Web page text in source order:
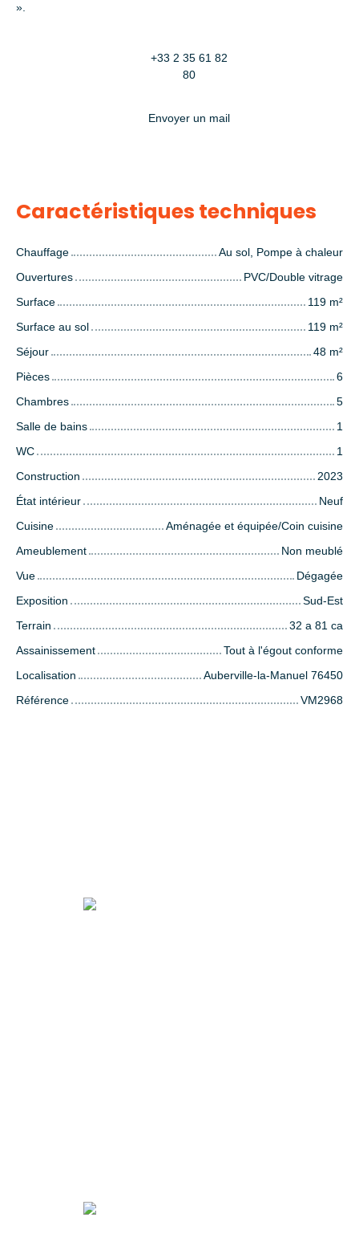
».
+33 2 35 61 82
80
Envoyer un mail
Caractéristiques techniques
Chauffage
Au sol, Pompe à chaleur
Ouvertures
PVC/Double vitrage
Surface
119 m²
Surface au sol
119 m²
Séjour
48 m²
Pièces
6
Chambres
5
Salle de bains
1
WC
1
Construction
2023
État intérieur
Neuf
Cuisine
Aménagée et équipée/Coin cuisine
Ameublement
Non meublé
Vue
Dégagée
Exposition
Sud-Est
Terrain
32 a 81 ca
Assainissement
Tout à l'égout conforme
Localisation
Auberville-la-Manuel 76450
Référence
VM2968